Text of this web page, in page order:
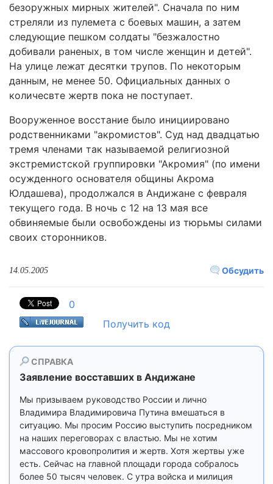
безоружных мирных жителей". Сначала по ним
стреляли из пулемета с боевых машин, а затем
следующие пешком солдаты "безжалостно
добивали раненых, в том числе женщин и детей".
На улице лежат десятки трупов. По некоторым
данным, не менее 50. Официальных данных о
количесвте жертв пока не поступает.
Вооруженное восстание было инициировано
родственниками "акромистов". Суд над двадцатью
тремя членами так называемой религиозной
экстремистской группировки "Акромия" (по имени
осужденного основателя общины Акрома
Юлдашева), продолжался в Андижане с февраля
текущего года. В ночь с 12 на 13 мая все
обвиняемые были освобождены из тюрьмы силами
своих сторонников.
Обсудить
14.05.2005
0
Получить код
СПРАВКА
Заявление восставших в Андижане
Мы призываем руководство России и лично
Владимира Владимировича Путина вмешаться в
ситуацию. Мы просим Россию выступить посредником
на наших переговорах с властью. Мы не хотим
массового кровопролития и жертв. Хотя жертвы уже
есть. Сейчас на главной площади города собралось
более 50 тысяч человек. С утра войска и милиция